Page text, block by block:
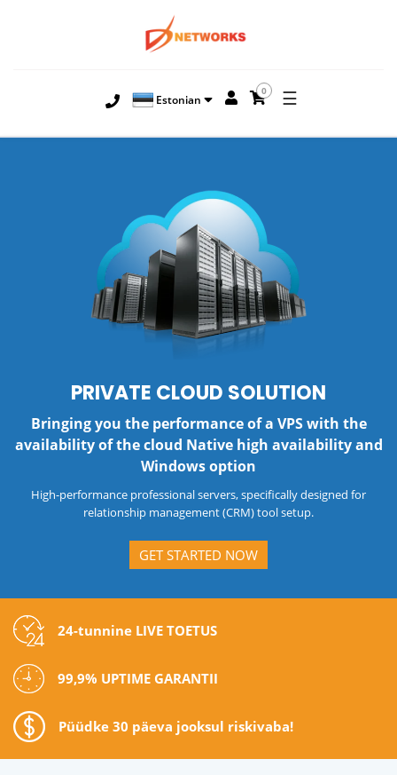
Estonian
0 ☰
PRIVATE CLOUD SOLUTION
Bringing you the performance of a VPS with the
availability of the cloud Native high availability and
Windows option
High-performance professional servers, specifically designed for
relationship management (CRM) tool setup.
GET STARTED NOW
24-tunnine LIVE TOETUS
99,9% UPTIME GARANTII
Püüdke 30 päeva jooksul riskivaba!